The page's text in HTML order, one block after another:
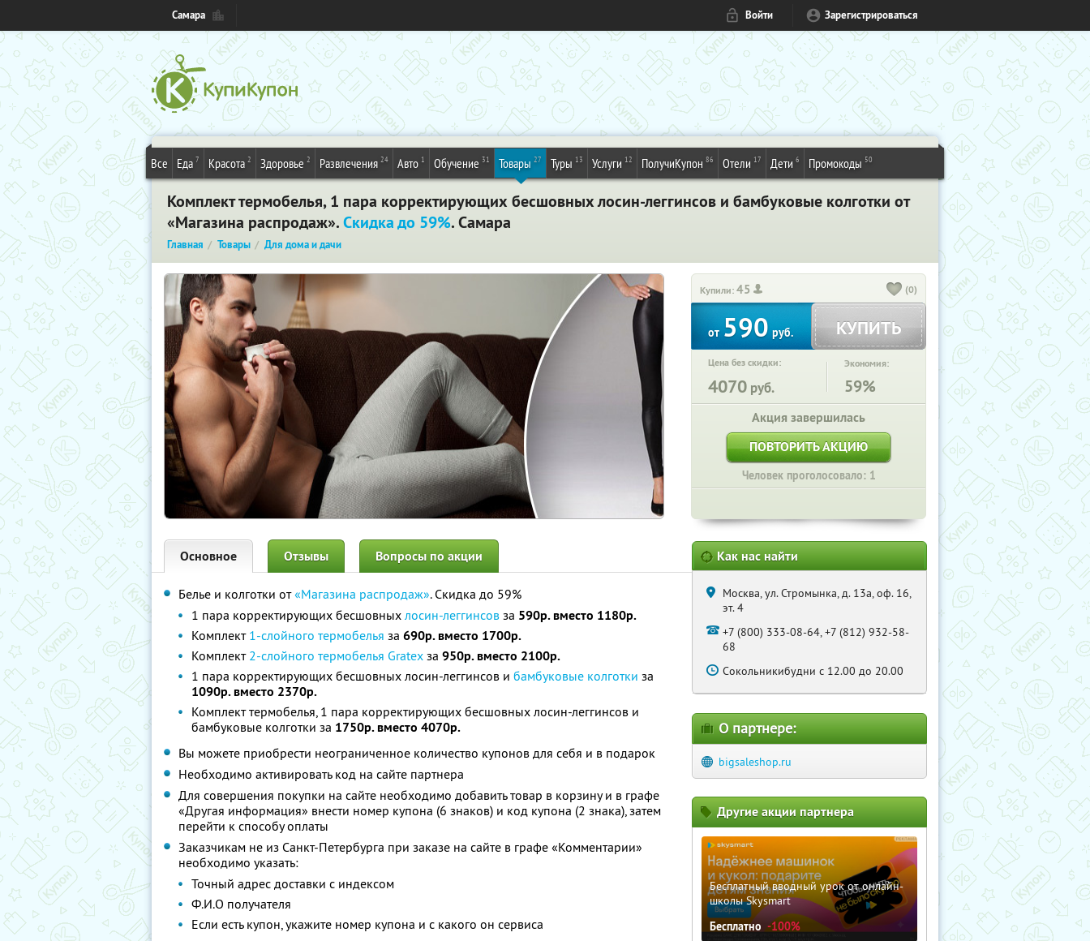
Самара Войти Зарегистрироваться
Все Еда 7 Красота 2 Здоровье 2 Развлечения 24 Авто 1 Обучение 31 Товары 27 Туры 13 Услуги 12 ПолучиКупон 86 Отели 17 Дети 6 Промокоды 50
Комплект термобелья, 1 пара корректирующих бесшовных лосин-леггинсов и бамбуковые колготки от
«Магазина распродаж».Скидка до 59%. Самара
Главная Товары Для дома и дачи
Купили:45 (0)
от590руб. КУПИТЬ
Цена без скидки:
4070 руб.
Экономия:
59%
Акция завершилась
ПОВТОРИТЬ АКЦИЮ
Человек проголосовало: 1
Основное Отзывы Вопросы по акции
Белье и колготки от«Магазина распродаж». Скидка до 59%
1 пара корректирующих бесшовных лосин-леггинсов за 590р. вместо 1180р.
Комплект 1-слойного термобелья за 690р. вместо 1700р.
Комплект 2-слойного термобелья Gratex за 950р. вместо 2100р.
1 пара корректирующих бесшовных лосин-леггинсов и бамбуковые колготки за
1090р. вместо 2370р.
Комплект термобелья, 1 пара корректирующих бесшовных лосин-леггинсов и
бамбуковые колготки за 1750р. вместо 4070р.
Вы можете приобрести неограниченное количество купонов для себя и в подарок
Необходимо активировать код на сайте партнера
Для совершения покупки на сайте необходимо добавить товар в корзину и в графе
«Другая информация» внести номер купона (6 знаков) и код купона (2 знака), затем
перейти к способу оплаты
Заказчикам не из Санкт-Петербурга при заказе на сайте в графе «Комментарии»
необходимо указать:
Точный адрес доставки с индексом
Ф.И.О получателя
Если есть купон, укажите номер купона и с какого он сервиса
Как нас найти
Москва, ул. Стромынка, д. 13а, оф. 16,
эт. 4
+7 (800) 333-08-64, +7 (812) 932-58-
68
Сокольникибудни с 12.00 до 20.00
О партнере:
bigsaleshop.ru
Другие акции партнера
Бесплатный вводный урок от онлайн-
школы Skysmart
Бесплатно -100%